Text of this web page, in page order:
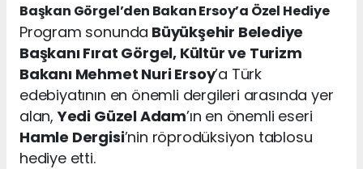
Başkan Görgel’den Bakan Ersoy’a Özel Hediye
Program sonunda Büyükşehir Belediye
Başkanı Fırat Görgel, Kültür ve Turizm
Bakanı Mehmet Nuri Ersoy’a Türk
edebiyatının en önemli dergileri arasında yer
alan,Yedi Güzel Adam’ın en önemli eseri
Hamle Dergisi’nin röprodüksiyon tablosu
hediye etti.